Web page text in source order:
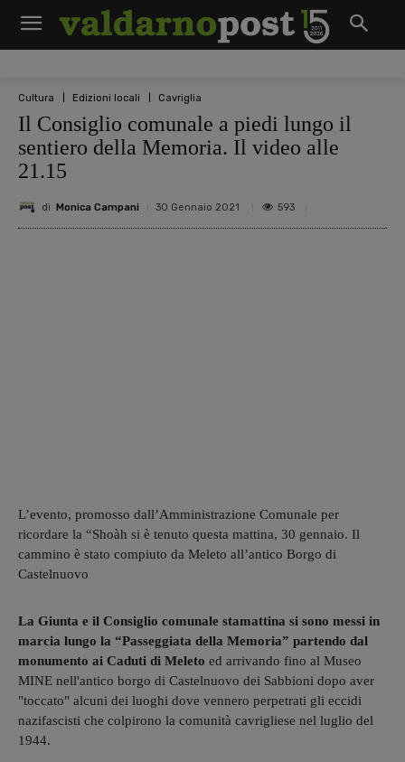
Cultura Edizioni locali Cavriglia
Il Consiglio comunale a piedi lungo il
sentiero della Memoria. Il video alle
21.15
di Monica Campani 30 Gennaio 2021 593
L’evento, promosso dall’Amministrazione Comunale per
ricordare la “Shoàh si è tenuto questa mattina, 30 gennaio. Il
cammino è stato compiuto da Meleto all’antico Borgo di
Castelnuovo
La Giunta e il Consiglio comunale stamattina si sono messi in
marcia lungo la “Passeggiata della Memoria” partendo dal
monumento ai Caduti di Meleto ed arrivando fino al Museo
MINE nell'antico borgo di Castelnuovo dei Sabbioni dopo aver
"toccato" alcuni dei luoghi dove vennero perpetrati gli eccidi
nazifascisti che colpirono la comunità cavrigliese nel luglio del
1944.